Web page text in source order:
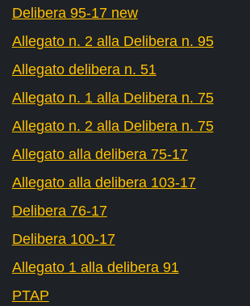
Delibera 95-17 new
Allegato n. 2 alla Delibera n. 95
Allegato delibera n. 51
Allegato n. 1 alla Delibera n. 75
Allegato n. 2 alla Delibera n. 75
Allegato alla delibera 75-17
Allegato alla delibera 103-17
Delibera 76-17
Delibera 100-17
Allegato 1 alla delibera 91
PTAP